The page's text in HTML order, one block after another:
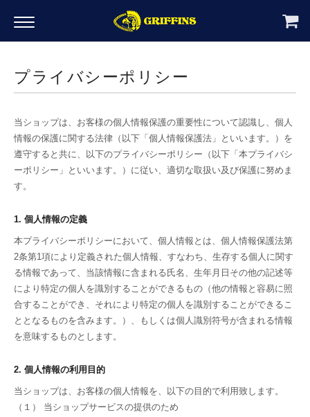
プライバシーポリシー
当ショップは、お客様の個人情報保護の重要性について認識し、個人
情報の保護に関する法律（以下「個人情報保護法」といいます。）を
遵守すると共に、以下のプライバシーポリシー（以下「本プライバシ
ーポリシー」といいます。）に従い、適切な取扱い及び保護に努めま
す。
1. 個人情報の定義
本プライバシーポリシーにおいて、個人情報とは、個人情報保護法第
2条第1項により定義された個人情報、すなわち、生存する個人に関す
る情報であって、当該情報に含まれる氏名、生年月日その他の記述等
により特定の個人を識別することができるもの（他の情報と容易に照
合することができ、それにより特定の個人を識別することができるこ
ととなるものを含みます。）、もしくは個人識別符号が含まれる情報
を意味するものとします。
2. 個人情報の利用目的
当ショップは、お客様の個人情報を、以下の目的で利用致します。
（１） 当ショップサービスの提供のため